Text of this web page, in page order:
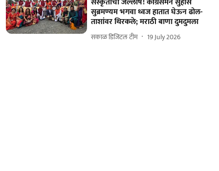
सुब्रमण्यम भगवा ध्वज हातात घेऊन ढोल-
ताशांवर थिरकले; मराठी बाणा दुमदुमला
सकाळ डिजिटल टीम 19 July 2026